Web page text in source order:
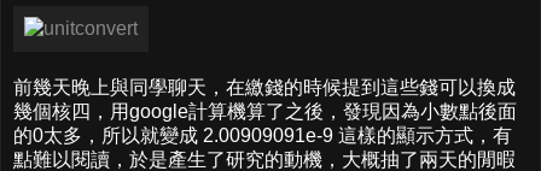
前幾天晚上與同學聊天，在繳錢的時候提到這些錢可以換成
幾個核四，用google計算機算了之後，發現因為小數點後面
的0太多，所以就變成 2.00909091e-9 這樣的顯示方式，有
點難以閱讀，於是產生了研究的動機，大概抽了兩天的閒暇